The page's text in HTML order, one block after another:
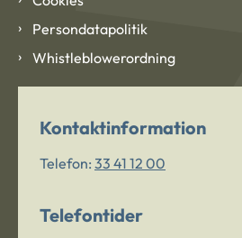
Persondatapolitik
Whistleblowerordning
Kontaktinformation
Telefon: 33 41 12 00
Telefontider